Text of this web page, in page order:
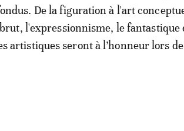
De la figuration à l'art
l'expressionnisme, le fantastique
artistiques seront à l’honneur lors de